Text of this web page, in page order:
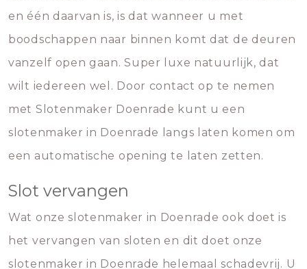
en één daarvan is, is dat wanneer u met
boodschappen naar binnen komt dat de deuren
vanzelf open gaan. Super luxe natuurlijk, dat
wilt iedereen wel. Door contact op te nemen
met Slotenmaker Doenrade kunt u een
slotenmaker in Doenrade langs laten komen om
een automatische opening te laten zetten.
Slot vervangen
Wat onze slotenmaker in Doenrade ook doet is
het vervangen van sloten en dit doet onze
slotenmaker in Doenrade helemaal schadevrij. U